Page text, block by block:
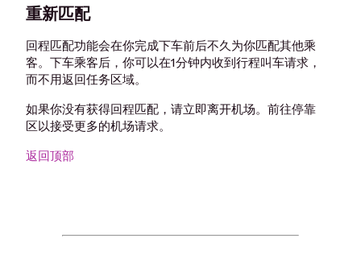
重新匹配
回程匹配功能会在你完成下车前后不久为你匹配其他乘
客。下车乘客后，你可以在1分钟内收到行程叫车请求，
而不用返回任务区域。
如果你没有获得回程匹配，请立即离开机场。前往停靠
区以接受更多的机场请求。
返回顶部